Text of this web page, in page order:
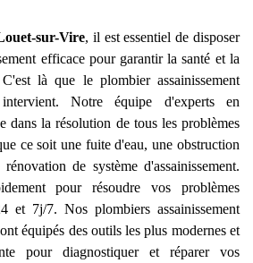
sur-Vire, il est essentiel de disposer
efficace pour garantir la santé et la
là que le plombier assainissement
Notre équipe d'experts en
dans la résolution de tous les problèmes
ce soit une fuite d'eau, une obstruction
de système d'assainissement.
pour résoudre vos problèmes
et 7j/7. Nos plombiers assainissement
équipés des outils les plus modernes et
pour diagnostiquer et réparer vos